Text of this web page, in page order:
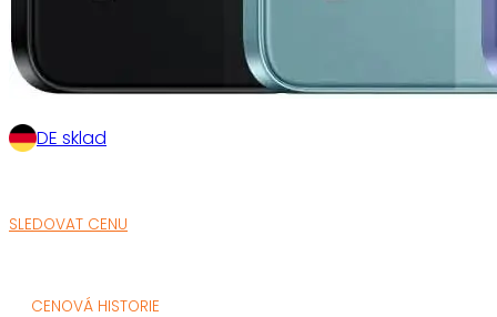
DE sklad
SLEDOVAT CENU
CENOVÁ HISTORIE